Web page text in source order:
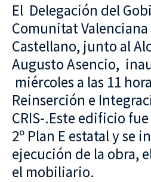
El Delegación del
Comunitat Valenciana
Castellano, junto al
Augusto Asencio,
miércoles a las 11
Reinserción e
CRIS-.Este edificio
2º Plan E estatal y se
ejecución de la obra,
el mobiliario.